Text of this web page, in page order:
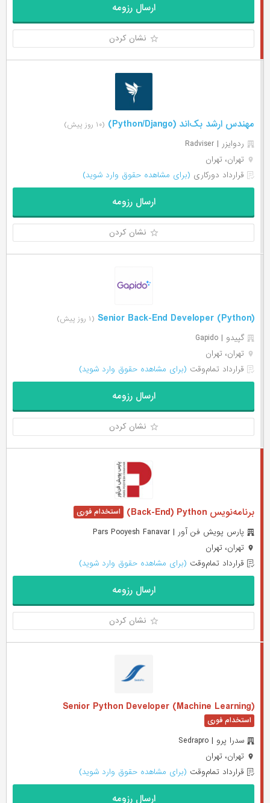
ارسال رزومه
نشان کردن
مهندس ارشد بک‌اند (Python/Django) (۱۰ روز پیش)
ردوایزر | Radviser
تهران، تهران
قرارداد دورکاری (برای مشاهده حقوق وارد شوید)
ارسال رزومه
نشان کردن
(Senior Back-End Developer (Python (۱ روز پیش)
گپیدو | Gapido
تهران، تهران
قرارداد تمام‌وقت (برای مشاهده حقوق وارد شوید)
ارسال رزومه
نشان کردن
برنامه‌نویس Back-End) Python)
پارس پویش فن آور | Pars Pooyesh Fanavar
تهران، تهران
قرارداد تمام‌وقت (برای مشاهده حقوق وارد شوید)
ارسال رزومه
نشان کردن
(Senior Python Developer (Machine Learning
سدرا پرو | Sedrapro
تهران، تهران
قرارداد تمام‌وقت (برای مشاهده حقوق وارد شوید)
ارسال رزومه